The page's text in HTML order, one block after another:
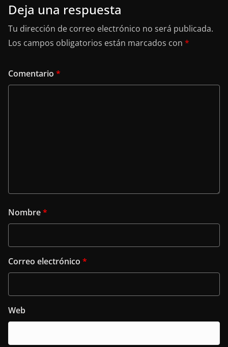
Deja una respuesta
Tu dirección de correo electrónico no será publicada.
Los campos obligatorios están marcados con *
Comentario *
Nombre*
Correo electrónico *
Web